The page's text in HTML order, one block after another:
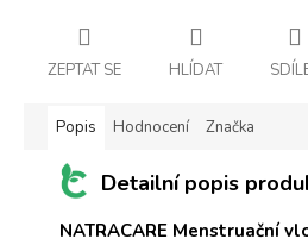
ZEPTAT SE HLÍDAT
Popis Hodnocení Značka
Detailní popis
NATRACARE Menstruační